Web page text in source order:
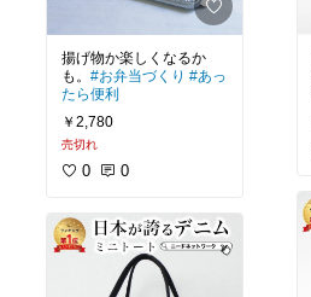
揚げ物か楽しくなるか
も。 #お弁当づくり #あっ
たら便利
￥2,780
売切れ
0 0